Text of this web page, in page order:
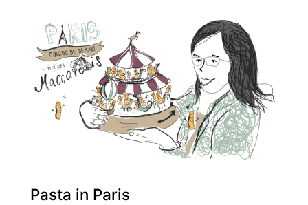
richtig.
Pasta in Paris